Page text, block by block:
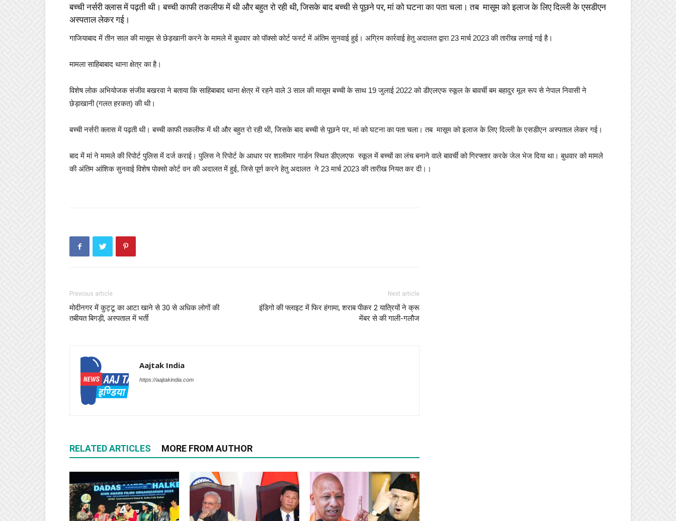
बच्ची नर्सरी क्लास में पढ़ती थी। बच्ची काफी तकलीफ में थी और बहुत रो रही थी, जिसके बाद बच्ची से पूछने पर, मां को घटना का पता चला। तब मासूम को इलाज के लिए दिल्ली के एसडीएन
अस्पताल लेकर गई।
गाजियाबाद में तीन साल की मासूम से छेड़खानी करने के मामले में बुधवार को पॉक्सो कोर्ट फर्स्ट में अंतिम सुनवाई हुई। अग्रिम कार्रवाई हेतु अदालत द्वारा 23 मार्च 2023 की तारीख लगाई गई है।
मामला साहिबाबाद थाना क्षेत्र का है।
विशेष लोक अभियोजक संजीव बखरवा ने बताया कि साहिबाबाद थाना क्षेत्र में रहने वाले 3 साल की मासूम बच्ची के साथ 19 जुलाई 2022 को डीएलएफ स्कूल के बावर्ची बम बहादुर मूल रूप से नेपाल निवासी ने
छेड़ाखानी (गलत हरकत) की थी।
बच्ची नर्सरी क्लास में पढ़ती थी। बच्ची काफी तकलीफ में थी और बहुत रो रही थी, जिसके बाद बच्ची से पूछने पर, मां को घटना का पता चला। तब मासूम को इलाज के लिए दिल्ली के एसडीएन अस्पताल लेकर गई।
बाद में मां ने मामले की रिपोर्ट पुलिस में दर्ज कराई। पुलिस ने रिपोर्ट के आधार पर शालीमार गार्डन स्थित डीएलएफ स्कूल में बच्चों का लंच बनाने वाले बावर्ची को गिरफ्तार करके जेल भेज दिया था। बुधवार को मामले
की अंतिम आंशिक सुनवाई विशेष पोक्सो कोर्ट वन की अदालत में हुई, जिसे पूर्ण करने हेतु अदालत ने 23 मार्च 2023 की तारीख नियत कर दी।।
Previous article
मोदीनगर में कुट्टू का आटा खाने से 30 से अधिक लोगों की
तबीयत बिगड़ी, अस्पताल में भर्ती
Next article
इंडिगो की फ्लाइट में फिर हंगामा, शराब पीकर 2 यात्रियों ने क्रू
मेंबर से की गाली-गलौज
Aajtak India
https://aajtakindia.com
RELATED ARTICLES MORE FROM AUTHOR